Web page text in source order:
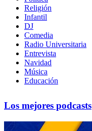
Religión
Infantil
DJ
Comedia
Radio Universitaria
Entrevista
Navidad
Música
Educación
Los mejores podcasts